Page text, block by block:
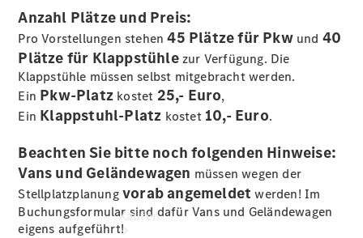
Tel.: +49
9101010
Kaufen
Anzahl Plätze und Preis:
Pro Vorstellungen stehen45 Plätze für Pkwund 40
Plätze für Klappstühlezur Verfügung. Die
Klappstühle müssen selbst mitgebracht werden.
Ein Pkw-Platz kostet 25,- Euro,
Ein Klappstuhl-Platz kostet 10,- Euro.
Beachten Sie bitte noch folgenden Hinweise:
Vans und Geländewagen müssen wegen der
Stellplatzplanungvorab angemeldet werden! Im
Buchungsformular sind dafür Vans und Geländewagen
eigens aufgeführt!